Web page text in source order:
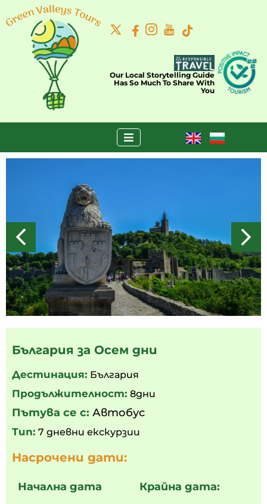
Our Local Storytelling Guide
Has So Much To Share With
You
България за Осем дни
Дестинация: България
Продължителност: 8дни
Пътува се с: Автобус
Тип: 7 дневни екскурзии
Насрочени дати:
Начална дата Крайна дата: